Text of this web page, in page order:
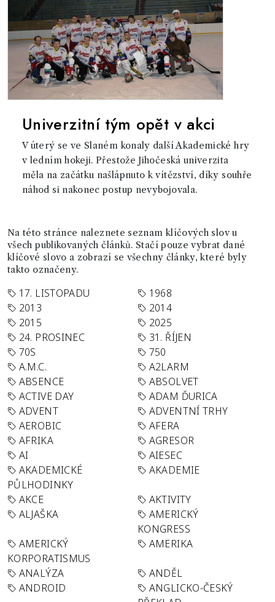
Univerzitní tým opět v akci
V úterý se ve Slaném konaly další Akademické hry
v ledním hokeji. Přestože Jihočeská univerzita
měla na začátku našlápnuto k vítězství, díky souhře
náhod si nakonec postup nevybojovala.
Na této stránce naleznete seznam klíčových slov u
všech publikovaných článků. Stačí pouze vybrat dané
klíčové slovo a zobrazí se všechny články, které byly
takto označeny.
17. LISTOPADU
1968
2013
2014
2015
2025
24. PROSINEC
31. ŘÍJEN
70S
750
A.M.C.
A2LARM
ABSENCE
ABSOLVET
ACTIVE DAY
ADAM ĎURICA
ADVENT
ADVENTNÍ TRHY
AEROBIC
AFERA
AFRIKA
AGRESOR
AI
AIESEC
AKADEMICKÉ
PŮLHODINKY
AKADEMIE
AKCE
AKTIVITY
ALJAŠKA
AMERICKÝ
KONGRESS
AMERICKÝ
KORPORATISMUS
AMERIKA
ANALÝZA
ANDĚL
ANDROID
ANGLICKO-ČESKÝ